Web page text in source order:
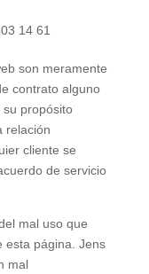
14 61
son meramente
contrato alguno
su propósito
relación
cliente se
de servicio
mal uso que
esta página. Jens
mal